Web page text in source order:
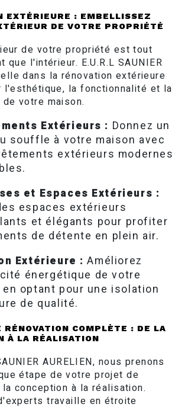
EXTÉRIEURE : EMBELLISSEZ
DE VOTRE PROPRIÉTÉ
de votre propriété est tout
que l'intérieur. E.U.R.L SAUNIER
dans la rénovation extérieure
l'esthétique, la fonctionnalité et la
votre maison.
Extérieurs : Donnez un
souffle à votre maison avec
extérieurs modernes
et Espaces Extérieurs :
espaces extérieurs
et élégants pour profiter
de détente en plein air.
Extérieure : Améliorez
énergétique de votre
en optant pour une isolation
de qualité.
RÉNOVATION COMPLÈTE : DE LA
À LA RÉALISATION
AURELIEN, nous prenons
étape de votre projet de
conception à la réalisation.
travaille en étroite